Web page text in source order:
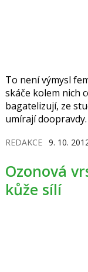
To není výmysl
skáče kolem nich
bagatelizují, ze
umírají doopravdy.
REDAKCE 9. 10.
Ozonová vrstva slábne a rakovina
kůže sílí